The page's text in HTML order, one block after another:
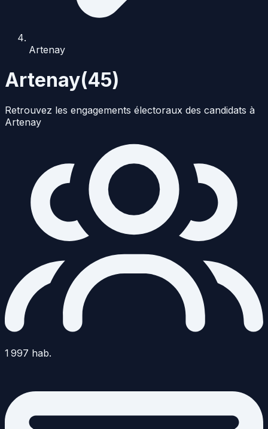
Artenay
Artenay(45)
Retrouvez les engagements électoraux des candidats à
Artenay
1 997 hab.